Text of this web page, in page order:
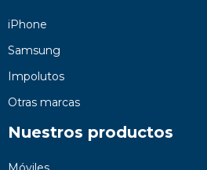
iPhone
Samsung
Impolutos
Otras marcas
Nuestros productos